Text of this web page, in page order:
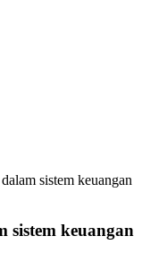
sistem keuangan
sistem keuangan